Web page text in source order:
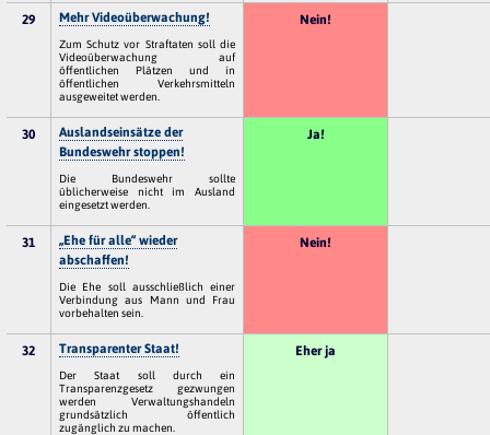
29 Mehr Videoüberwachung!
Zum Schutz vor Straftaten soll die
Videoüberwachung auf
öffentlichen Plätzen und in
öffentlichen Verkehrsmitteln
ausgeweitet werden.
Nein!
30
Auslandseinsätze der
Bundeswehr stoppen!
Die Bundeswehr sollte
üblicherweise nicht im Ausland
eingesetzt werden.
Ja!
31
„Ehe für alle“ wieder
abschaffen!
Die Ehe soll ausschließlich einer
Verbindung aus Mann und Frau
vorbehalten sein.
Nein!
32 Transparenter Staat!
Der Staat soll durch ein
Transparenzgesetz gezwungen
werden Verwaltungshandeln
grundsätzlich öffentlich
zugänglich zu machen.
Eher ja